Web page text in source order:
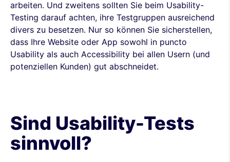
arbeiten. Und zweitens sollten Sie beim Usability-
Testing darauf achten, ihre Testgruppen ausreichend
divers zu besetzen. Nur so können Sie sicherstellen,
dass Ihre Website oder App sowohl in puncto
Usability als auch Accessibility bei allen Usern (und
potenziellen Kunden) gut abschneidet.
Sind Usability-Tests
sinnvoll?